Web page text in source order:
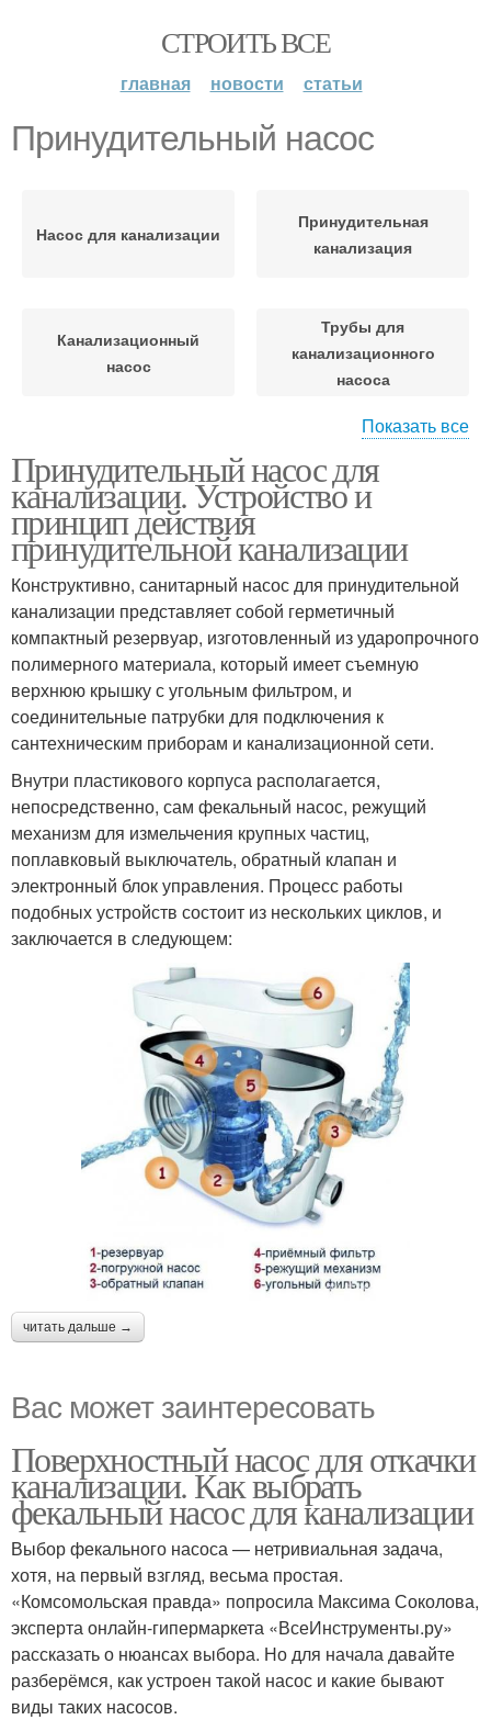
СТРОИТЬ ВСЕ
главная новости статьи
Принудительный насос
Насос для канализации
Принудительная
канализация
Канализационный
насос
Трубы для
канализационного
насоса
канализации
Показать все
Принудительный насос для
канализации. Устройство и
принцип действия
принудительной канализации
Конструктивно, санитарный насос для принудительной
канализации представляет собой герметичный
компактный резервуар, изготовленный из ударопрочного
полимерного материала, который имеет съемную
верхнюю крышку с угольным фильтром, и
соединительные патрубки для подключения к
сантехническим приборам и канализационной сети.
Внутри пластикового корпуса располагается,
непосредственно, сам фекальный насос, режущий
механизм для измельчения крупных частиц,
поплавковый выключатель, обратный клапан и
электронный блок управления. Процесс работы
подобных устройств состоит из нескольких циклов, и
заключается в следующем:
читать дальше →
Вас может заинтересовать
Поверхностный насос для откачки
канализации. Как выбрать
фекальный насос для канализации
Выбор фекального насоса — нетривиальная задача,
хотя, на первый взгляд, весьма простая.
«Комсомольская правда» попросила Максима Соколова,
эксперта онлайн-гипермаркета «ВсеИнструменты.ру»
рассказать о нюансах выбора. Но для начала давайте
разберёмся, как устроен такой насос и какие бывают
виды таких насосов.